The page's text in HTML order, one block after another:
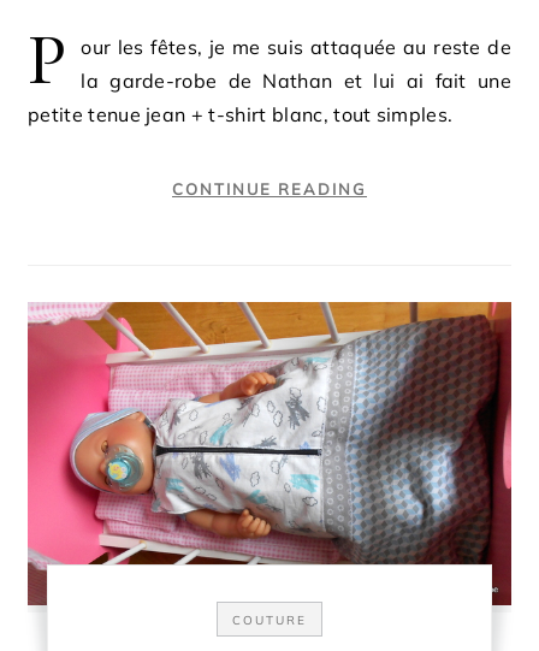
P
our les fêtes, je me suis attaquée au reste de
la garde-robe de Nathan et lui ai fait une
petite tenue jean + t-shirt blanc, tout simples.
CONTINUE READING
COUTURE